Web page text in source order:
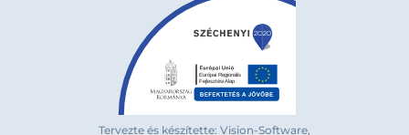
Bejelentkezés e-mail-címmel
Tervezte és készítette: Vision-Software,